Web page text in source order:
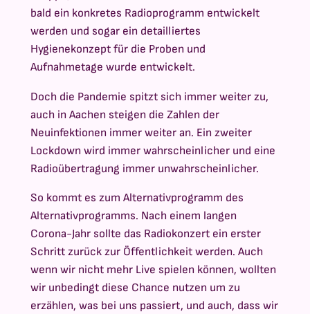
bald ein konkretes Radioprogramm entwickelt
werden und sogar ein detailliertes
Hygienekonzept für die Proben und
Aufnahmetage wurde entwickelt.
Doch die Pandemie spitzt sich immer weiter zu,
auch in Aachen steigen die Zahlen der
Neuinfektionen immer weiter an. Ein zweiter
Lockdown wird immer wahrscheinlicher und eine
Radioübertragung immer unwahrscheinlicher.
So kommt es zum Alternativprogramm des
Alternativprogramms. Nach einem langen
Corona-Jahr sollte das Radiokonzert ein erster
Schritt zurück zur Öffentlichkeit werden. Auch
wenn wir nicht mehr Live spielen können, wollten
wir unbedingt diese Chance nutzen um zu
erzählen, was bei uns passiert, und auch, dass wir